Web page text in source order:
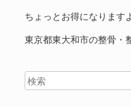
ちょっとお得になりま
東京都東大和市の整骨・